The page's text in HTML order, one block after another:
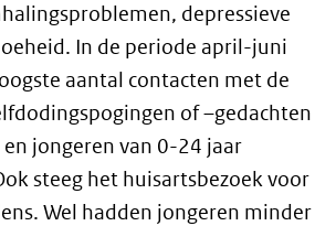
depressieve
In de periode april-juni
aantal contacten met de
of –gedachten
jongeren van 0-24 jaar
steeg het huisartsbezoek voor
Wel hadden jongeren minder